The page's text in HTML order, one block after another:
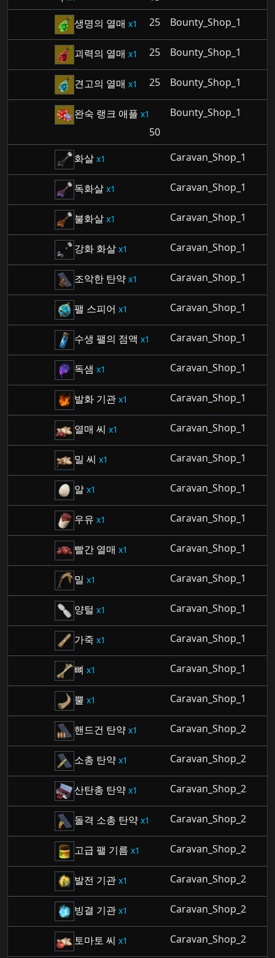
생명의 열매 1 25 Bounty_Shop_1
괴력의 열매 1 25 Bounty_Shop_1
견고의 열매 1 25 Bounty_Shop_1
완숙 랭크 애플 1
50
Bounty_Shop_1
화살 1 Caravan_Shop_1
독화살 1 Caravan_Shop_1
불화살 1 Caravan_Shop_1
강화 화살 1 Caravan_Shop_1
조악한 탄약 1 Caravan_Shop_1
팰 스피어 1 Caravan_Shop_1
수생 팰의 점액 1 Caravan_Shop_1
독샘 1 Caravan_Shop_1
발화 기관 1 Caravan_Shop_1
열매 씨 1 Caravan_Shop_1
밀 씨 1 Caravan_Shop_1
알 1 Caravan_Shop_1
우유 1 Caravan_Shop_1
빨간 열매 1 Caravan_Shop_1
밀 1 Caravan_Shop_1
양털 1 Caravan_Shop_1
가죽 1 Caravan_Shop_1
뼈 1 Caravan_Shop_1
뿔 1 Caravan_Shop_1
핸드건 탄약 1 Caravan_Shop_2
소총 탄약 1 Caravan_Shop_2
산탄총 탄약 1 Caravan_Shop_2
돌격 소총 탄약 1 Caravan_Shop_2
고급 팰 기름 1 Caravan_Shop_2
발전 기관 1 Caravan_Shop_2
빙결 기관 1 Caravan_Shop_2
토마토 씨 1 Caravan_Shop_2